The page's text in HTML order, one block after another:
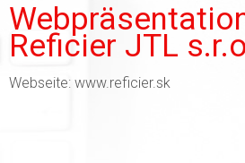
Reficier JTL
Webseite: www.reficier.sk